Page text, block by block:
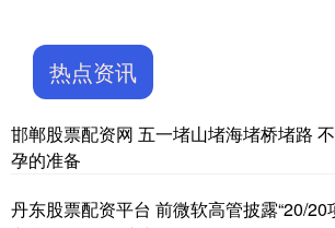
热点资讯
邯郸股票配资网 五一堵山堵海堵桥堵路
孕的准备
丹东股票配资平台 前微软高管披露“20/20